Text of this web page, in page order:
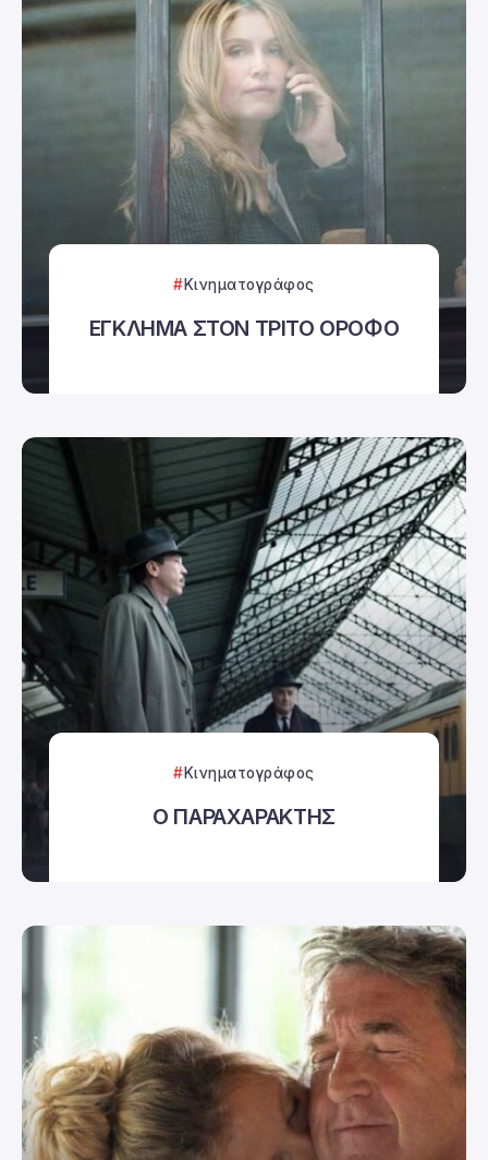
Κινηματογράφος
ΕΓΚΛΗΜΑ ΣΤΟΝ ΤΡΙΤΟ ΟΡΟΦΟ
Κινηματογράφος
Ο ΠΑΡΑΧΑΡΑΚΤΗΣ